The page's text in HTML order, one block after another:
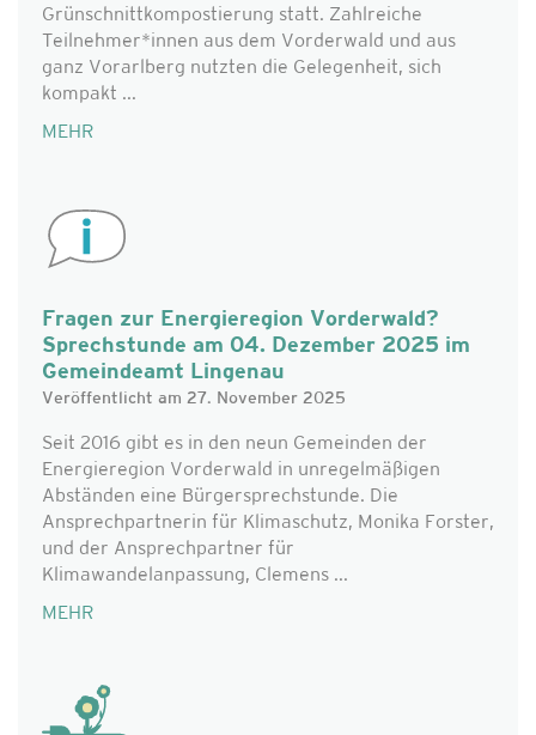
Grünschnittkompostierung statt. Zahlreiche
Teilnehmer*innen aus dem Vorderwald und aus
ganz Vorarlberg nutzten die Gelegenheit, sich
kompakt ...
MEHR
Fragen zur Energieregion Vorderwald?
Sprechstunde am 04. Dezember 2025 im
Gemeindeamt Lingenau
Veröffentlicht am 27. November 2025
Seit 2016 gibt es in den neun Gemeinden der
Energieregion Vorderwald in unregelmäßigen
Abständen eine Bürgersprechstunde. Die
Ansprechpartnerin für Klimaschutz, Monika Forster,
und der Ansprechpartner für
Klimawandelanpassung, Clemens ...
MEHR